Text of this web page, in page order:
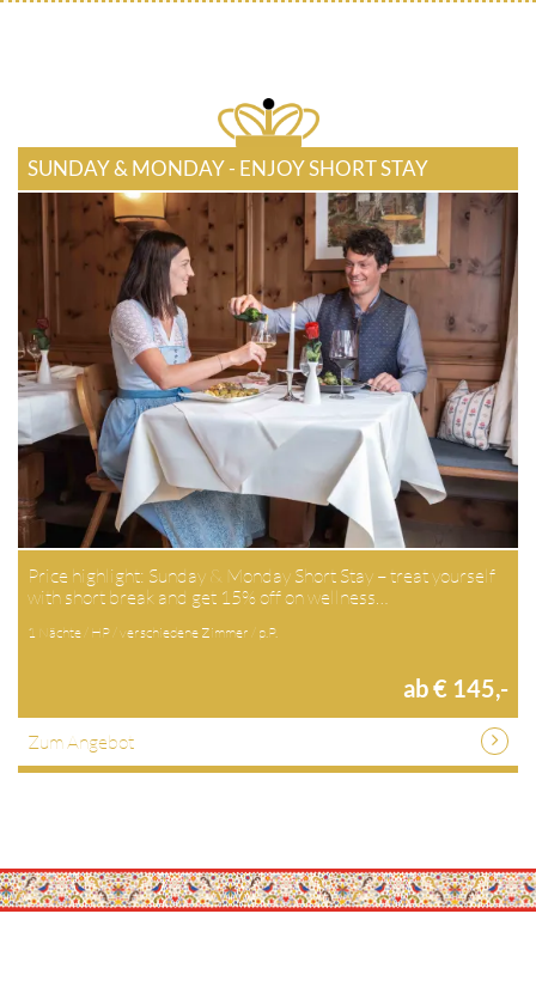
SUNDAY & MONDAY - ENJOY SHORT STAY
Price highlight: Sunday & Monday Short Stay – treat yourself
with short break and get 15% off on wellness…
1 Nächte / HP / verschiedene Zimmer / p.P.
ab € 145,-
Zum Angebot